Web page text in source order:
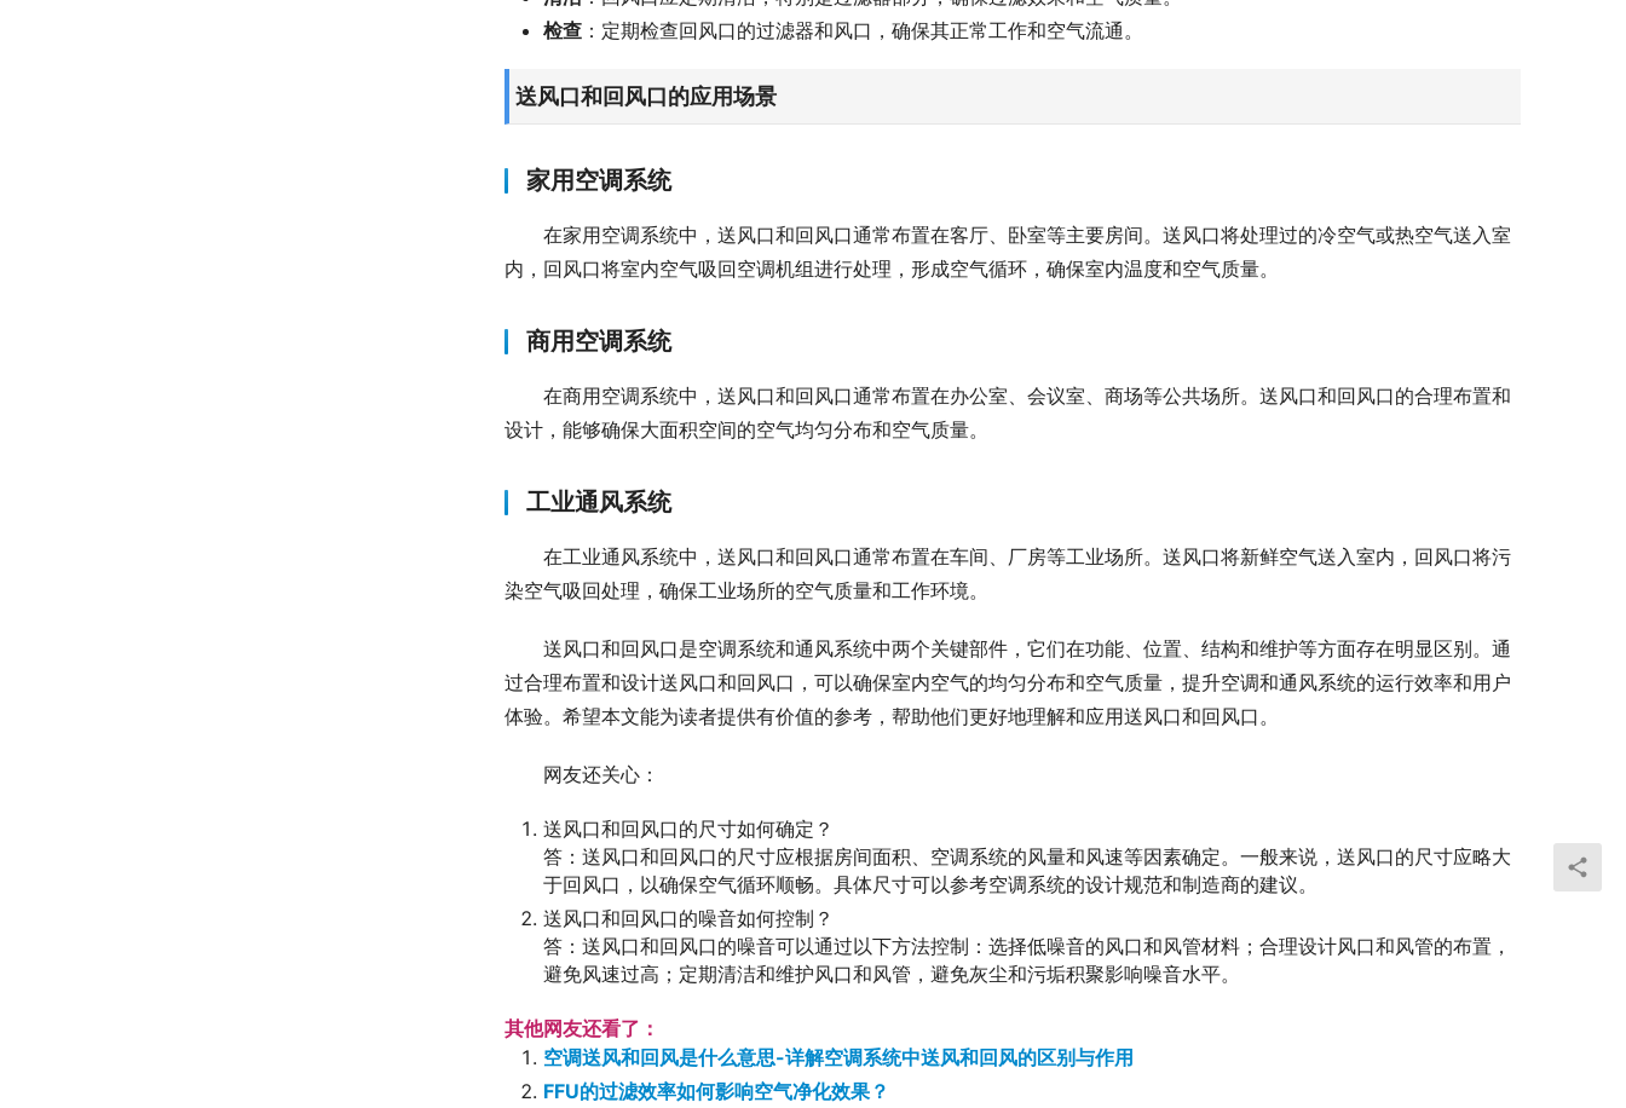
检查 ：定期检查回风口的过滤器和风口，确保其正常工作和空气流通。
送风口和回风口的应用场景
家用空调系统
在家用空调系统中，送风口和回风口通常布置在客厅、卧室等主要房间。送风口将处理过的冷空气或热空气送入室
内，回风口将室内空气吸回空调机组进行处理，形成空气循环，确保室内温度和空气质量。
商用空调系统
在商用空调系统中，送风口和回风口通常布置在办公室、会议室、商场等公共场所。送风口和回风口的合理布置和
设计，能够确保大面积空间的空气均匀分布和空气质量。
工业通风系统
在工业通风系统中，送风口和回风口通常布置在车间、厂房等工业场所。送风口将新鲜空气送入室内，回风口将污
染空气吸回处理，确保工业场所的空气质量和工作环境。
送风口和回风口是空调系统和通风系统中两个关键部件，它们在功能、位置、结构和维护等方面存在明显区别。通
过合理布置和设计送风口和回风口，可以确保室内空气的均匀分布和空气质量，提升空调和通风系统的运行效率和用户
体验。希望本文能为读者提供有价值的参考，帮助他们更好地理解和应用送风口和回风口。
网友还关心：
送风口和回风口的尺寸如何确定？
答：送风口和回风口的尺寸应根据房间面积、空调系统的风量和风速等因素确定。一般来说，送风口的尺寸应略大
于回风口，以确保空气循环顺畅。具体尺寸可以参考空调系统的设计规范和制造商的建议。
送风口和回风口的噪音如何控制？
答：送风口和回风口的噪音可以通过以下方法控制：选择低噪音的风口和风管材料；合理设计风口和风管的布置，
避免风速过高；定期清洁和维护风口和风管，避免灰尘和污垢积聚影响噪音水平。
其他网友还看了：
空调送风和回风是什么意思-详解空调系统中送风和回风的区别与作用
FFU的过滤效率如何影响空气净化效果？